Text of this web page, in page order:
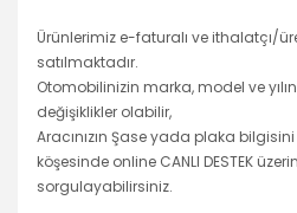
Ürünlerimiz e-faturalı ve ithalatçı/
satılmaktadır.
Otomobilinizin marka, model ve
değişiklikler olabilir,
Aracınızın Şase yada plaka
köşesinde online CANLI DESTEK
sorgulayabilirsiniz.